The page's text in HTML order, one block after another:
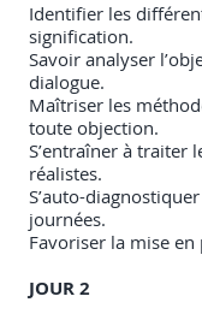
Identifier les
signification.
Savoir analyser
dialogue.
Maîtriser les
toute objection.
S’entraîner à traiter
réalistes.
S’auto-
journées.
Favoriser la mise
JOUR 2